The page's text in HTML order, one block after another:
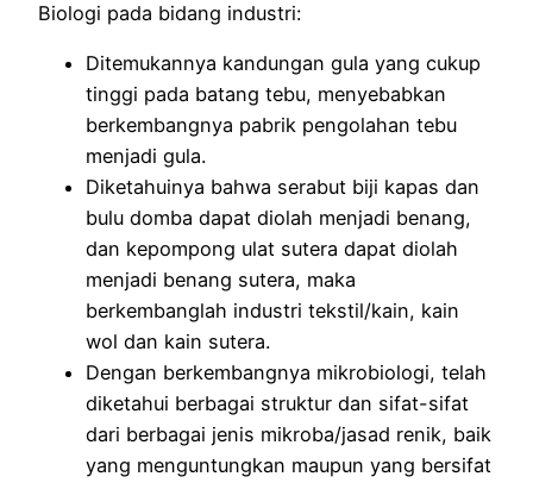
Biologi pada bidang industri:
Ditemukannya kandungan gula yang cukup
tinggi pada batang tebu, menyebabkan
berkembangnya pabrik pengolahan tebu
menjadi gula.
Diketahuinya bahwa serabut biji kapas dan
bulu domba dapat diolah menjadi benang,
dan kepompong ulat sutera dapat diolah
menjadi benang sutera, maka
berkembanglah industri tekstil/kain, kain
wol dan kain sutera.
Dengan berkembangnya mikrobiologi, telah
diketahui berbagai struktur dan sifat-sifat
dari berbagai jenis mikroba/jasad renik, baik
yang menguntungkan maupun yang bersifat